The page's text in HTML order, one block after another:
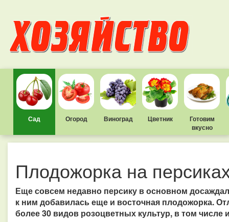
Сад Огород Виноград Цветник
Готовим
вкусно
Плодожорка на
Еще совсем недавно персику в основном
к ним добавилась еще и восточная плодожорка.
более 30 видов розоцветных культур, в том числе